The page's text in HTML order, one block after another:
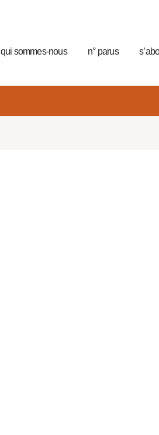
qui sommes-nous n° parus